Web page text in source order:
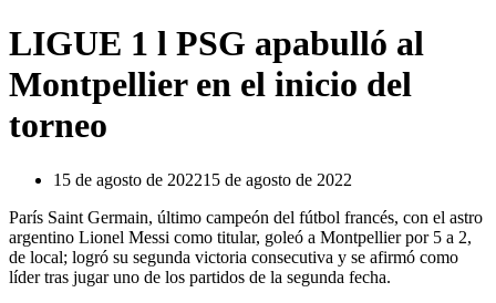
LIGUE 1 l PSG apabulló al
Montpellier en el inicio del
torneo
15 de agosto de 202215 de agosto de 2022
París Saint Germain, último campeón del fútbol francés, con el astro
argentino Lionel Messi como titular, goleó a Montpellier por 5 a 2,
de local; logró su segunda victoria consecutiva y se afirmó como
líder tras jugar uno de los partidos de la segunda fecha.